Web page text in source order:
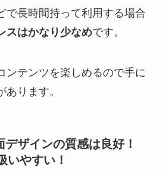
で長時間持って利用する場合
スはかなり少なめです。
ンテンツを楽しめるので手に
ります。
デザインの質感は良好！
いやすい！